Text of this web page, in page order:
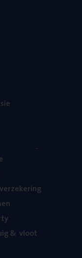
& vloot